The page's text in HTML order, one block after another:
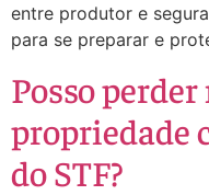
entre produtor e
para se preparar e
Posso
propriedade
do STF?